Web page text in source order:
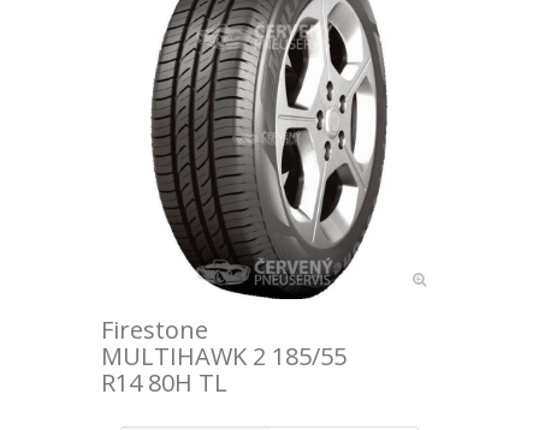
Firestone
MULTIHAWK 2 185/55
R14 80H TL